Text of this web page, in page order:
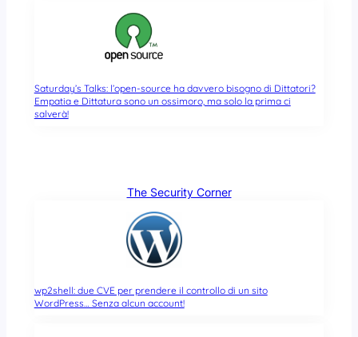
Saturday’s Talks: l’open-source ha davvero bisogno di Dittatori?
Empatia e Dittatura sono un ossimoro, ma solo la prima ci
salverà!
The Security Corner
wp2shell: due CVE per prendere il controllo di un sito
WordPress… Senza alcun account!